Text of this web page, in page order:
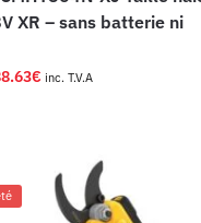
XR – sans batterie ni
€ inc. T.V.A